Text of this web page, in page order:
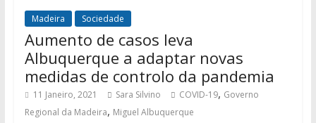
Madeira Sociedade
Aumento de casos leva
Albuquerque a adaptar novas
medidas de controlo da pandemia
11 Janeiro, 2021 Sara Silvino COVID-19, Governo
Regional da Madeira, Miguel Albuquerque